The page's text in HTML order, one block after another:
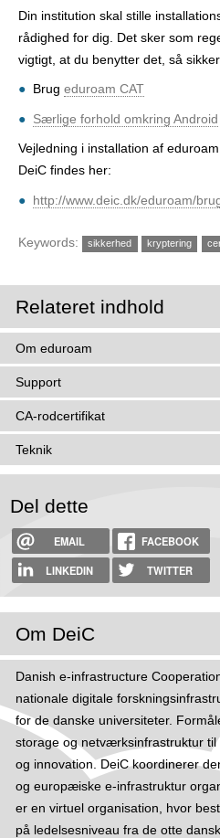
Din institution skal stille
rådighed for dig. Det sker som
vigtigt, at du benytter det, så
Brugeduroam CAT
Særlige forhold omkring Android
Vejledning i installation af
DeiC findes her:
http://www.deic.dk/eduroam/
Keywords: sikkerhed kryptering
Relateret indhold
Om eduroam
Support
CA-rodcertifikat
Teknik
Del dette
EMAIL
FACEBOOK
LINKEDIN
TWITTER
Om DeiC
Danish e-infrastructure
nationale digitale
for de danske universiteter.
storage og netværksinfrastruktur
og innovation. DeiC koordinerer
og europæiske e-infrastruktur
er en virtuel organisation, hvor
på ledelsesniveau fra de otte